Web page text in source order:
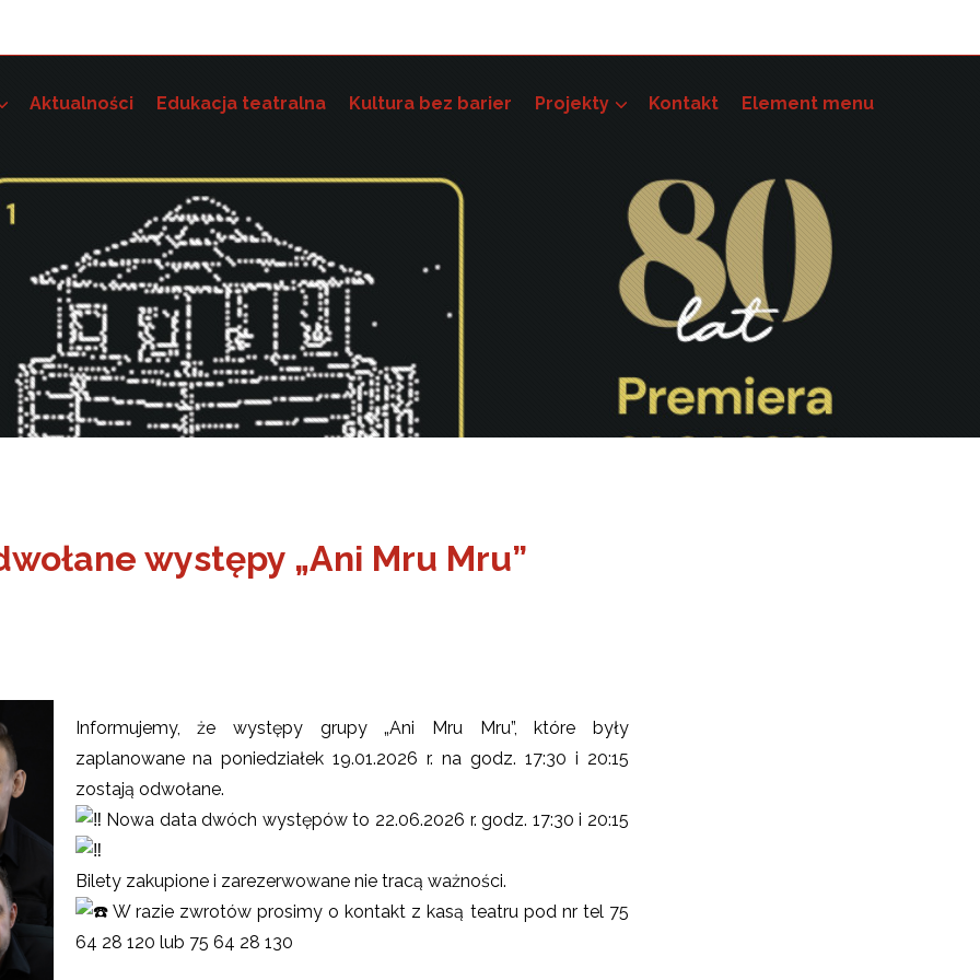
Aktualności Edukacja teatralna Kultura bez barier Projekty
szkoleniowo-grantowe
dostępność instytucji kultury i wdrażania standardów dostępności
Kontakt Element menu
występy „Ani Mru Mru”
Informujemy, że występy grupy „Ani Mru Mru”, które były
zaplanowane na poniedziałek 19.01.2026 r. na godz. 17:30 i 20:15
zostają odwołane.
Nowa data dwóch występów to 22.06.2026 r. godz. 17:30 i 20:15
Bilety zakupione i zarezerwowane nie tracą ważności.
W razie zwrotów prosimy o kontakt z kasą teatru pod nr tel 75
64 28 120 lub 75 64 28 130